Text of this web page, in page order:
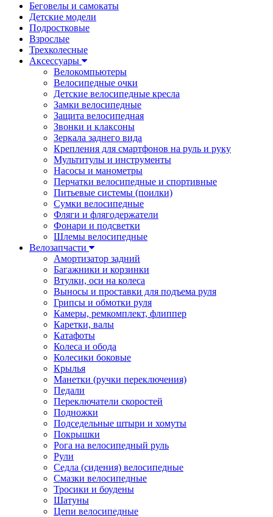
Беговелы и самокаты
Детские модели
Подростковые
Взрослые
Трехколесные
Аксессуары
Велокомпьютеры
Велосипедные очки
Детские велосипедные кресла
Замки велосипедные
Защита велосипедная
Звонки и клаксоны
Зеркала заднего вида
Крепления для смартфонов на руль и руку
Мультитулы и инструменты
Насосы и манометры
Перчатки велосипедные и спортивные
Питьевые системы (поилки)
Сумки велосипедные
Фляги и флягодержатели
Фонари и подсветки
Шлемы велосипедные
Велозапчасти
Амортизатор задний
Багажники и корзинки
Втулки, оси на колеса
Выносы и проставки для подъема руля
Грипсы и обмотки руля
Камеры, ремкомплект, флиппер
Каретки, валы
Катафоты
Колеса и обода
Колесики боковые
Крылья
Манетки (ручки переключения)
Педали
Переключатели скоростей
Подножки
Подседельные штыри и хомуты
Покрышки
Рога на велосипедный руль
Рули
Седла (сидения) велосипедные
Смазки велосипедные
Тросики и боудены
Шатуны
Цепи велосипедные